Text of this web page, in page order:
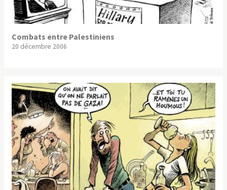
Combats entre Palestiniens
20 décembre 2006